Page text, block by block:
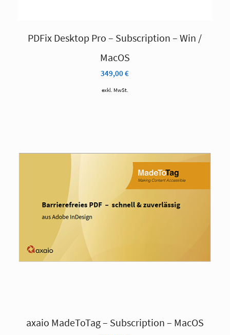
PDFix Desktop Pro – Subscription – Win /
MacOS
349,00€
exkl. MwSt.
axaio MadeToTag – Subscription – MacOS